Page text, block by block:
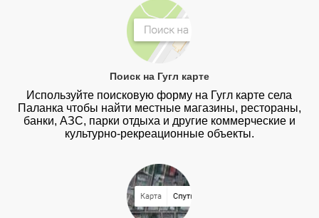
Поиск на Гугл карте
Используйте поисковую форму на Гугл карте села
Паланка чтобы найти местные магазины, рестораны,
банки, АЗС, парки отдыха и другие коммерческие и
культурно-рекреационные объекты.